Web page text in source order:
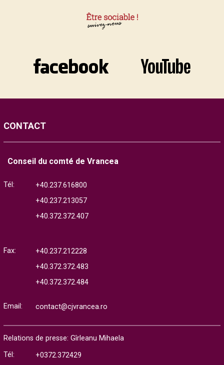
CONTACT
Conseil du comté de Vrancea
Tél:
+40.237.616800
+40.237.213057
+40.372.372.407
Fax:
+40.237.212228
+40.372.372.483
+40.372.372.484
Email: contact@cjvrancea.ro
Relations de presse: Gîrleanu Mihaela
Tél:
+0372.372429